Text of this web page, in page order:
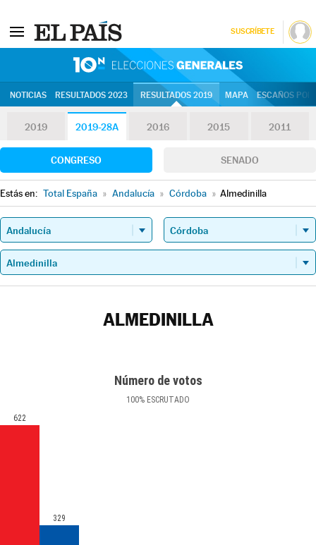
SUSCRÍBETE
NOTICIAS RESULTADOS 2023 RESULTADOS 2019 MAPA ESCAÑOS
2019 2019-28A 2016 2015 2011
CONGRESO SENADO
Estás en: Total España » Andalucía » Córdoba » Almedinilla
ALMEDINILLA
Número de votos
100% ESCRUTADO
622
329